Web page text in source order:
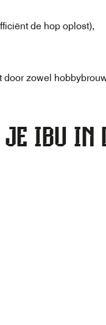
de hop oplost),
zowel
JE IBU IN